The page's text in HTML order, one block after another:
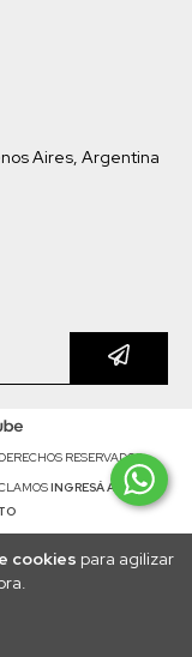
cookies para agilizar
Aires, Argentina
RESERVADOS.
INGRESÁ ACÁ.